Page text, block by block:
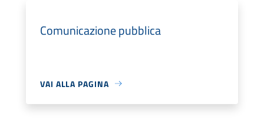
Comunicazione pubblica
VAI ALLA PAGINA